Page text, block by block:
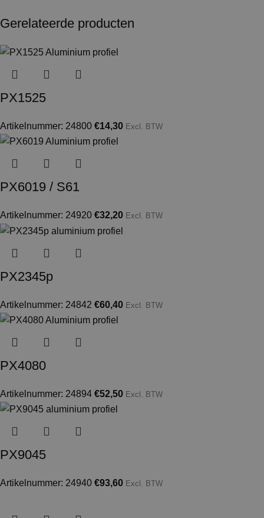
Gerelateerde producten
PX1525
Artikelnummer: 24800 €14,30 Excl. BTW
PX6019 / S61
Artikelnummer: 24920 €32,20 Excl. BTW
PX2345p
Artikelnummer: 24842 €60,40 Excl. BTW
PX4080
Artikelnummer: 24894 €52,50 Excl. BTW
PX9045
Artikelnummer: 24940 €93,60 Excl. BTW